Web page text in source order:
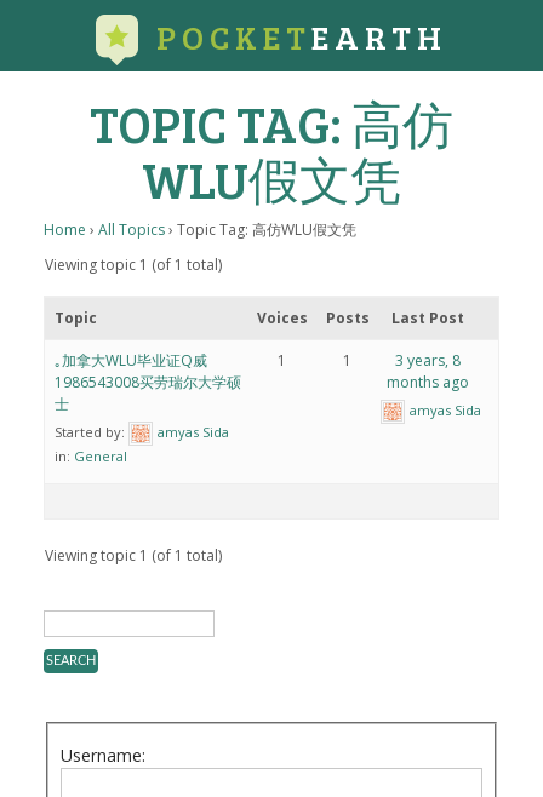
POCKETEARTH
TOPIC TAG: 高仿
WLU假文凭
Home › All Topics› Topic Tag: 高仿WLU假文凭
Viewing topic 1 (of 1 total)
Topic Voices Posts Last Post
｡加拿大WLU毕业证Q威
1986543008买劳瑞尔大学硕
士
Started by:
amyas Sida
in: General
1 1
3 years, 8
months ago
amyas Sida
Viewing topic 1 (of 1 total)
Username: